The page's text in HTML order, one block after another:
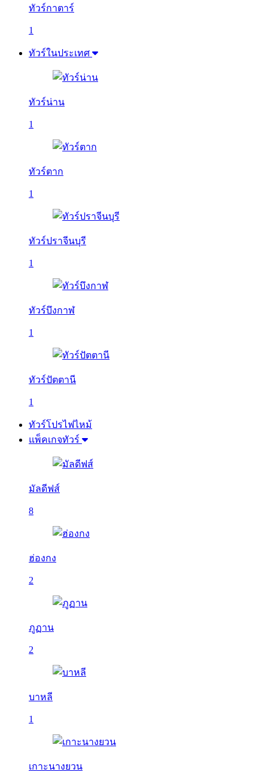
ทัวร์กาตาร์
1
ทัวร์ในประเทศ
ทัวร์น่าน
1
ทัวร์ตาก
1
ทัวร์ปราจีนบุรี
1
ทัวร์บึงกาฬ
1
ทัวร์ปัตตานี
1
ทัวร์โปรไฟไหม้
แพ็คเกจทัวร์
มัลดีฟส์
8
ฮ่องกง
2
ภูฏาน
2
บาหลี
1
เกาะนางยวน